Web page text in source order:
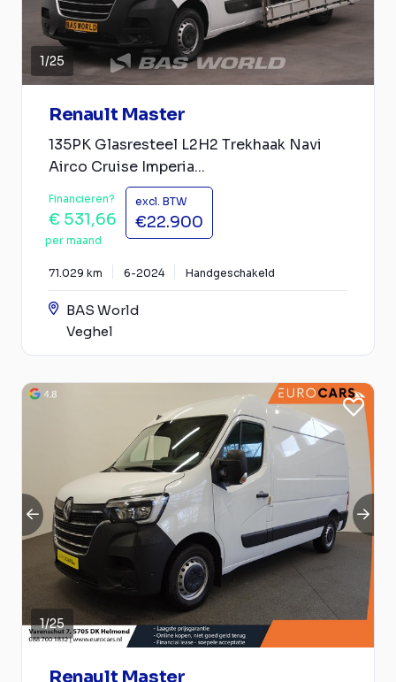
1/25
Renault Master
135PK Glasresteel L2H2 Trekhaak Navi
Airco Cruise Imperia...
Financieren?
€ 531,66
per maand
excl. BTW
€22.900
71.029 km 6-2024 Handgeschakeld
BAS World
Veghel
1/25
Renault Master